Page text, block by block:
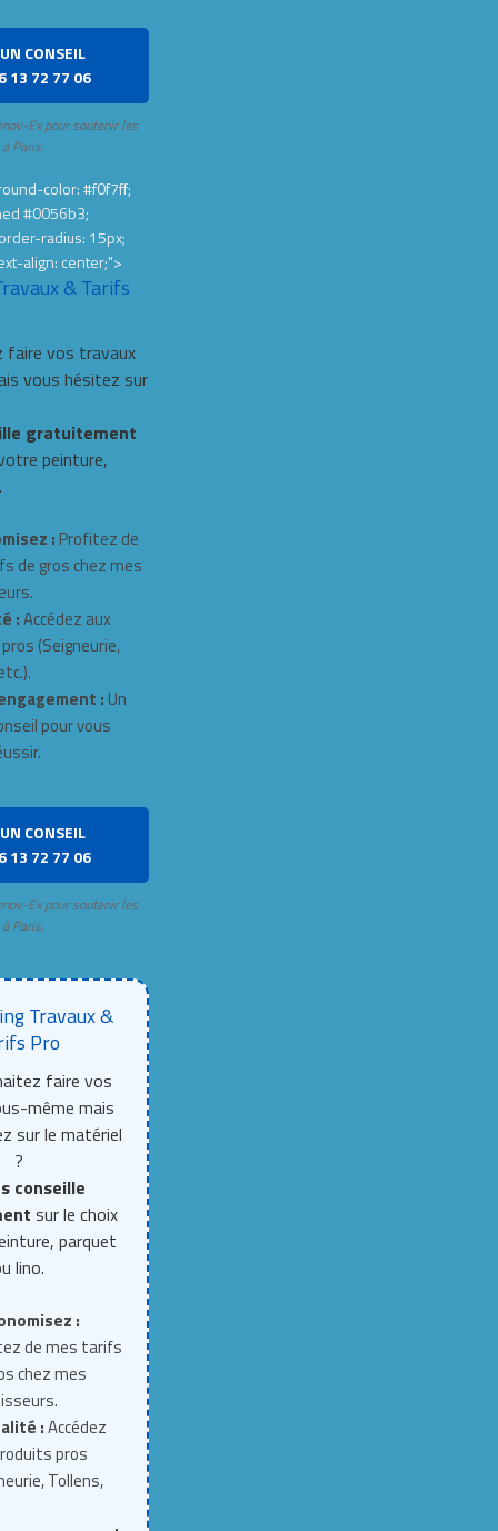
CONSEIL
13 72 77 06
Ex pour soutenir les
Paris.
color: #f0f7ff;
#0056b3;
radius: 15px;
align: center;">
& Tarifs
faire vos travaux
vous hésitez sur
gratuitement
peinture,
: Profitez de
de gros chez mes
:Accédez aux
(Seigneurie,
: Un
pour vous
CONSEIL
13 72 77 06
Ex pour soutenir les
Paris.
Travaux &
Pro
faire vos
même mais
sur le matériel
?
conseille
sur le choix
parquet
lino.
:
de mes tarifs
chez mes
:Accédez
pros
Tollens,